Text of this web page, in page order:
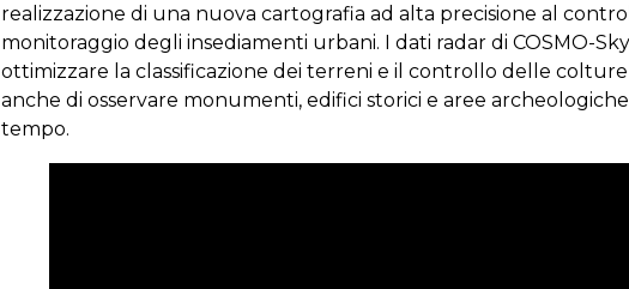
realizzazione di una nuova cartografia ad alta precisione al
monitoraggio degli insediamenti urbani. I dati radar di COSMO-
ottimizzare la classificazione dei terreni e il controllo delle
anche di osservare monumenti, edifici storici e aree
tempo.